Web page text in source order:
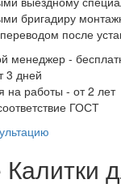
бригадиру
после
менеджер -
3 дней
на работы - от 2 лет
ГОСТ
Калитки